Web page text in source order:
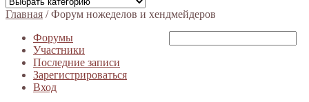
Главная /Форум ножеделов и хендмейдеров
Форумы
Участники
Последние записи
Зарегистрироваться
Вход